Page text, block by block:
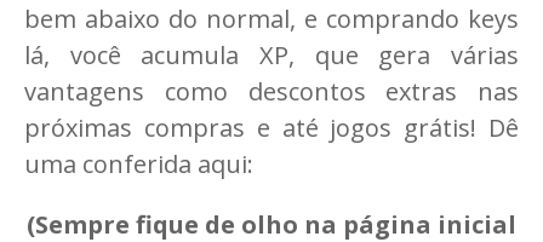
bem abaixo do normal, e comprando keys
lá, você acumula XP, que gera várias
vantagens como descontos extras nas
próximas compras e até jogos grátis! Dê
uma conferida aqui:
(Sempre fique de olho na página inicial